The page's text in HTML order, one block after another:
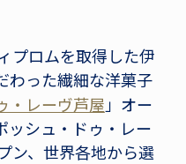
プロムを取得した伊
わった繊細な洋菓子
・レーヴ芦屋」オー
ッシュ・ドゥ・レー
ン、世界各地から選